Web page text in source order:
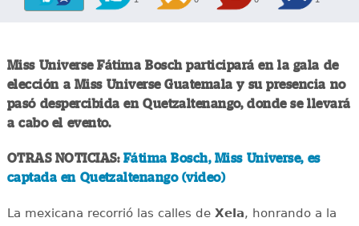
Miss Universe Fátima Bosch participará en la gala de
elección a Miss Universe Guatemala y su presencia no
pasó despercibida en Quetzaltenango, donde se llevará
a cabo el evento.
OTRAS NOTICIAS: Fátima Bosch, Miss Universe, es
captada en Quetzaltenango (video)
La mexicana recorrió las calles deXela, honrando a la